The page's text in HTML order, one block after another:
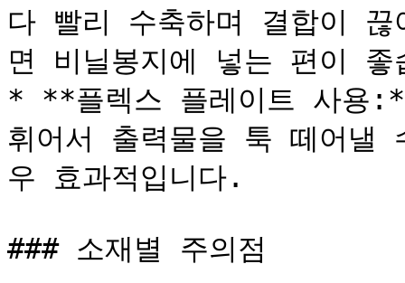
다 빨리 수축하며 결합이
면 비닐봉지에 넣는 편이 좋
* **플렉스 플레이트 사용
휘어서 출력물을 툭 떼어
우 효과적입니다.
### 소재별 주의점